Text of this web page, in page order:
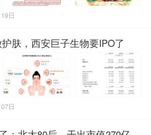
日
肤，西安巨子生物要IPO了
日